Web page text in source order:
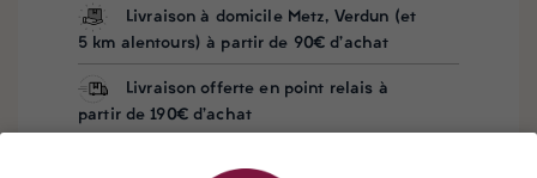
Livraison à domicile Metz, Verdun (et
5 km alentours) à partir de 90€ d'achat
Livraison offerte en point relais à
partir de 190€ d'achat